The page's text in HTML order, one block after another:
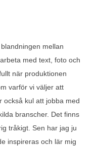
mellan
med text, foto och
när produktionen
varför vi väljer att
också kul att jobba med
branscher. Det finns
tråkigt. Sen har jag ju
inspireras och lär mig